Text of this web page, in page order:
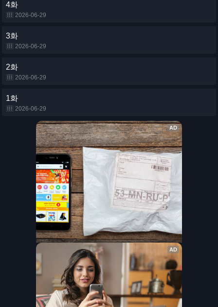
4화
2026-06-29
3화
2026-06-29
2화
2026-06-29
1화
2026-06-29